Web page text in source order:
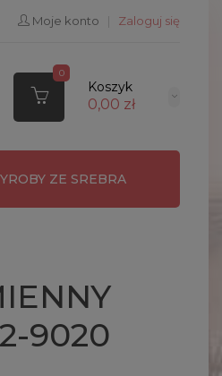
Moje konto Zaloguj się
0
Koszyk
0,00 zł
ZE SREBRA
9020